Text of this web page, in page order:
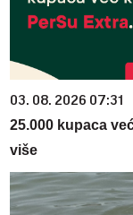
03. 08. 2026 07:31
25.000 kupaca
više